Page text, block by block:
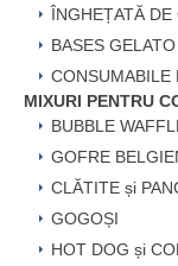
ÎNGHEȚATĂ DE
BASES
CONSUMABILE
MIXURI PENTRU
BUBBLE
GOFRE
CLĂTITE și
GOGOȘI
HOT DOG și